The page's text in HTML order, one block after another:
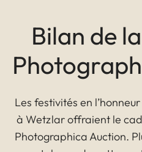
Bilan de
Les festivités en
à Wetzlar offraient le
Photographica Auction.